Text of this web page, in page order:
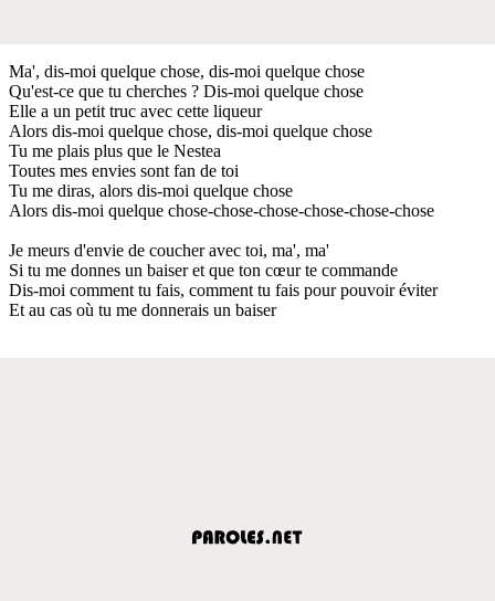
Ma', dis-moi quelque chose, dis-moi quelque chose
Qu'est-ce que tu cherches ? Dis-moi quelque chose
Elle a un petit truc avec cette liqueur
Alors dis-moi quelque chose, dis-moi quelque chose
Tu me plais plus que le Nestea
Toutes mes envies sont fan de toi
Tu me diras, alors dis-moi quelque chose
Alors dis-moi quelque chose-chose-chose-chose-chose-chose
Je meurs d'envie de coucher avec toi, ma', ma'
Si tu me donnes un baiser et que ton cœur te commande
Dis-moi comment tu fais, comment tu fais pour pouvoir éviter
Et au cas où tu me donnerais un baiser